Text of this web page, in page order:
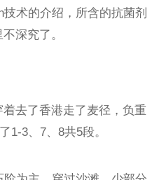
术的介绍，所含的抗菌剂
深究了。
去了香港走了麦径，负重
1-3、7、8共5段。